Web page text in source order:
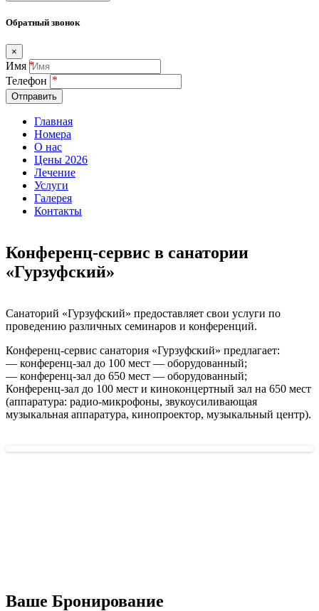
Обратный звонок
×
Имя
Телефон
Отправить
Главная
Номера
О нас
Цены 2026
Лечение
Услуги
Галерея
Контакты
Конференц-сервис в санатории
«Гурзуфский»
Санаторий «Гурзуфский» предоставляет свои услуги по
проведению различных семинаров и конференций.
Конференц-сервис санатория «Гурзуфский» предлагает:
— конференц-зал до 100 мест — оборудованный;
— конференц-зал до 650 мест — оборудованный;
Конференц-зал до 100 мест и киноконцертный зал на 650 мест
(аппаратура: радио-микрофоны, звукоусиливающая
музыкальная аппаратура, кинопроектор, музыкальный центр).
Ваше Бронирование